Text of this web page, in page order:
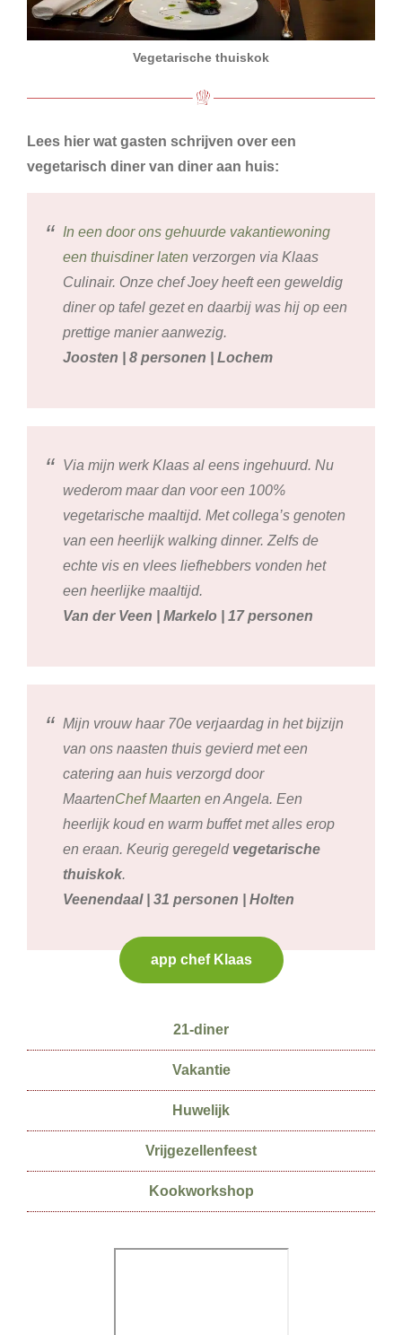
Vegetarische thuiskok
Lees hier wat gasten schrijven over een
vegetarisch diner van diner aan huis:
In een door ons gehuurde vakantiewoning
een thuisdiner laten verzorgen via Klaas
Culinair. Onze chef Joey heeft een geweldig
diner op tafel gezet en daarbij was hij op een
prettige manier aanwezig.
Joosten | 8 personen | Lochem
Via mijn werk Klaas al eens ingehuurd. Nu
wederom maar dan voor een 100%
vegetarische maaltijd. Met collega’s genoten
van een heerlijk walking dinner. Zelfs de
echte vis en vlees liefhebbers vonden het
een heerlijke maaltijd.
Van der Veen | Markelo | 17 personen
Mijn vrouw haar 70e verjaardag in het bijzijn
van ons naasten thuis gevierd met een
catering aan huis verzorgd door
MaartenChef Maarten en Angela. Een
heerlijk koud en warm buffet met alles erop
en eraan. Keurig geregeld vegetarische
thuiskok.
Veenendaal | 31 personen | Holten
app chef Klaas
21-diner
Vakantie
Huwelijk
Vrijgezellenfeest
Kookworkshop